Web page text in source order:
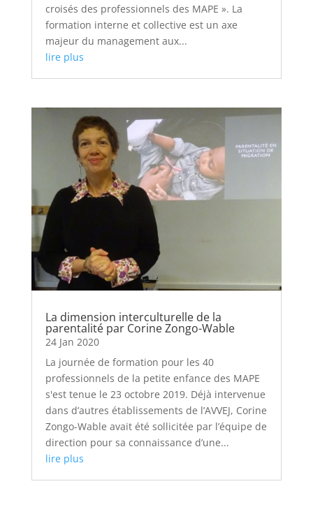
croisés des professionnels des MAPE ». La
formation interne et collective est un axe
majeur du management aux...
lire plus
La dimension interculturelle de la
parentalité par Corine Zongo-Wable
24 Jan 2020
La journée de formation pour les 40
professionnels de la petite enfance des MAPE
s'est tenue le 23 octobre 2019. Déjà intervenue
dans d’autres établissements de l’AVVEJ, Corine
Zongo-Wable avait été sollicitée par l’équipe de
direction pour sa connaissance d’une...
lire plus